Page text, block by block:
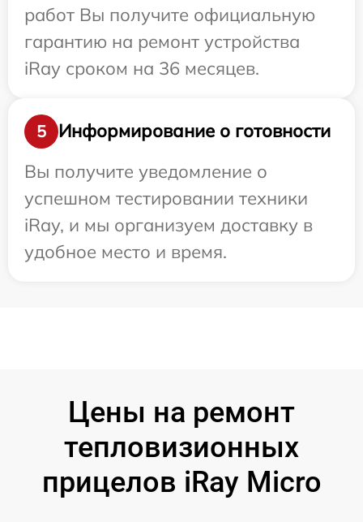
работ Вы получите официальную
гарантию на ремонт устройства
iRay сроком на 36 месяцев.
5
Информирование о готовности
Вы получите уведомление о
успешном тестировании техники
iRay, и мы организуем доставку в
удобное место и время.
Цены на ремонт
тепловизионных
прицелов iRay Micro